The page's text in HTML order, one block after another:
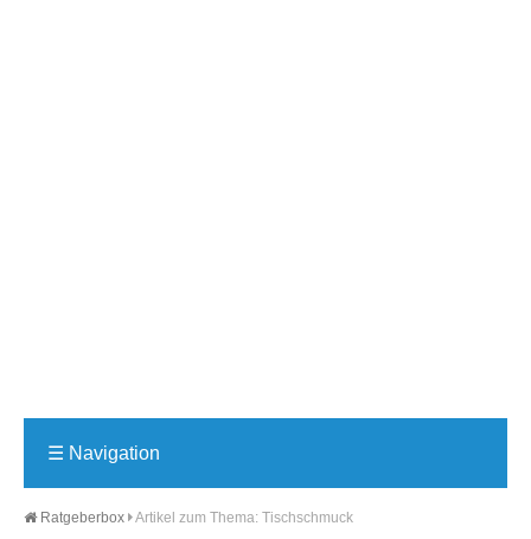
☰ Navigation
Ratgeberbox Artikel zum Thema: Tischschmuck